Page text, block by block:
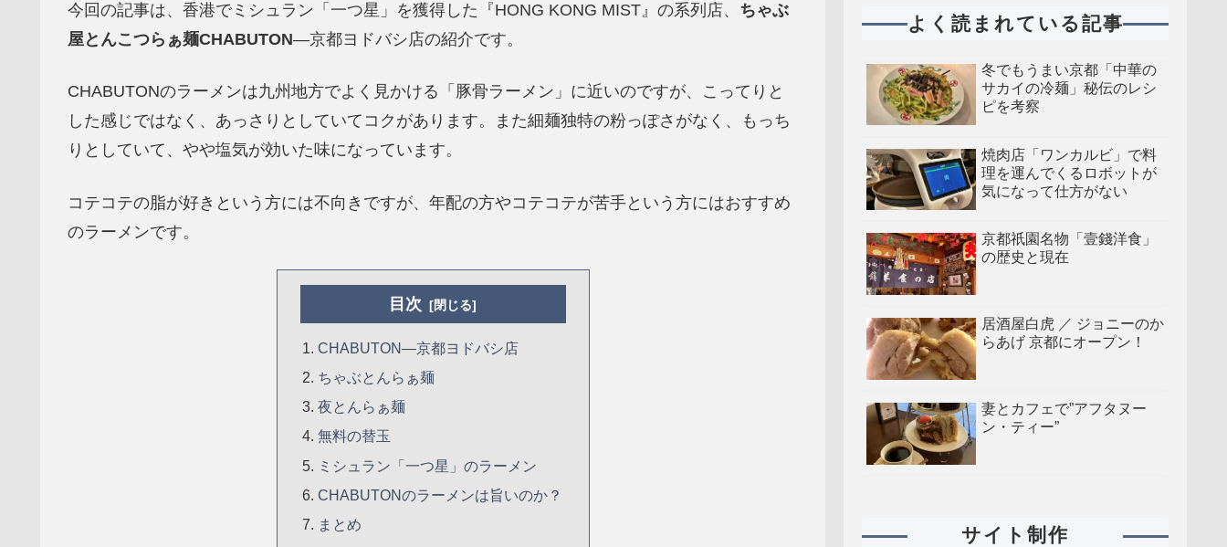
今回の記事は、香港でミシュラン「一つ星」を獲得した『HONG KONG MIST』の系列店、 ちゃぶ
屋とんこつらぁ麺CHABUTON―京都ヨドバシ店の紹介です。
CHABUTONのラーメンは九州地方でよく見かける「豚骨ラーメン」に近いのですが、こってりと
した感じではなく、あっさりとしていてコクがあります。また細麺独特の粉っぽさがなく、もっち
りとしていて、やや塩気が効いた味になっています。
コテコテの脂が好きという方には不向きですが、年配の方やコテコテが苦手という方にはおすすめ
のラーメンです。
目次
CHABUTON―京都ヨドバシ店
ちゃぶとんらぁ麺
夜とんらぁ麺
無料の替玉
ミシュラン「一つ星」のラーメン
CHABUTONのラーメンは旨いのか？
まとめ
よく読まれている記事
冬でもうまい京都「中華の
サカイの冷麺」秘伝のレシ
ピを考察
焼肉店「ワンカルビ」で料
理を運んでくるロボットが
気になって仕方がない
京都祇園名物「壹錢洋食」
の歴史と現在
居酒屋白虎 ／ ジョニーのか
らあげ 京都にオープン！
妻とカフェで”アフタヌー
ン・ティー”
サイト制作